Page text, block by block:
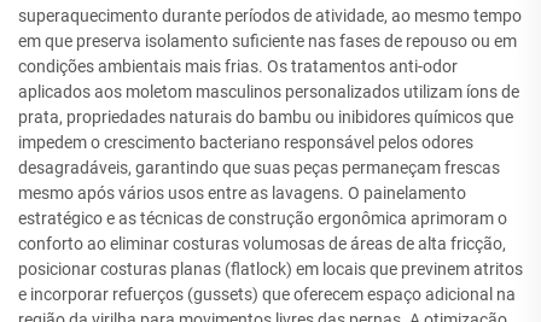
superaquecimento durante períodos de atividade, ao mesmo tempo
em que preserva isolamento suficiente nas fases de repouso ou em
condições ambientais mais frias. Os tratamentos anti-odor
aplicados aos moletom masculinos personalizados utilizam íons de
prata, propriedades naturais do bambu ou inibidores químicos que
impedem o crescimento bacteriano responsável pelos odores
desagradáveis, garantindo que suas peças permaneçam frescas
mesmo após vários usos entre as lavagens. O painelamento
estratégico e as técnicas de construção ergonômica aprimoram o
conforto ao eliminar costuras volumosas de áreas de alta fricção,
posicionar costuras planas (flatlock) em locais que previnem atritos
e incorporar refuerços (gussets) que oferecem espaço adicional na